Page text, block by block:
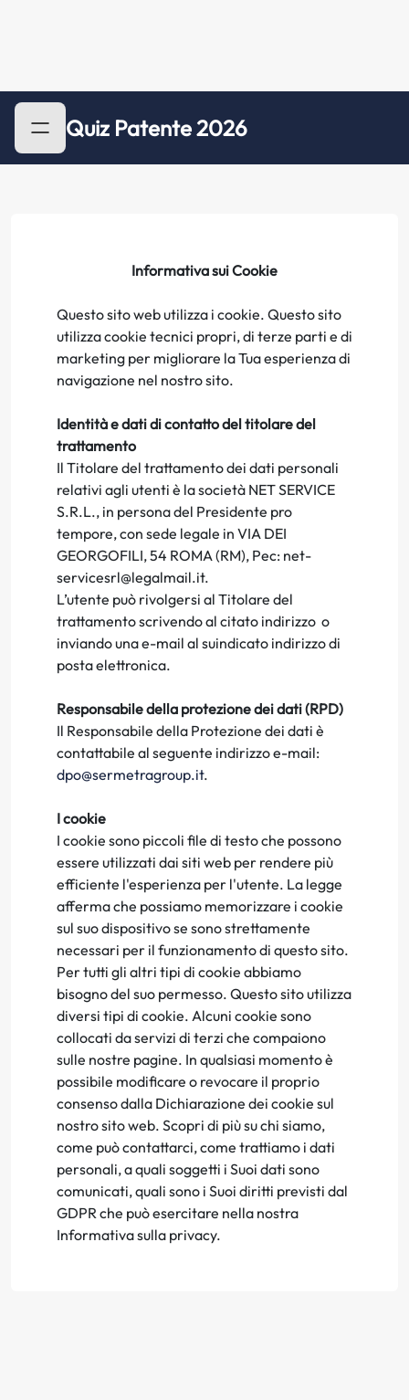
Quiz Patente 2026
Informativa sui Cookie
Questo sito web utilizza i cookie. Questo sito
utilizza cookie tecnici propri, di terze parti e di
marketing per migliorare la Tua esperienza di
navigazione nel nostro sito.
Identità e dati di contatto del titolare del
trattamento
Il Titolare del trattamento dei dati personali
relativi agli utenti è la società NET SERVICE
S.R.L., in persona del Presidente pro
tempore, con sede legale in VIA DEI
GEORGOFILI, 54 ROMA (RM), Pec: net-
servicesrl@legalmail.it.
L’utente può rivolgersi al Titolare del
trattamento scrivendo al citato indirizzo o
inviando una e-mail al suindicato indirizzo di
posta elettronica.
Responsabile della protezione dei dati (RPD)
Il Responsabile della Protezione dei dati è
contattabile al seguente indirizzo e-mail:
dpo@sermetragroup.it.
I cookie
I cookie sono piccoli file di testo che possono
essere utilizzati dai siti web per rendere più
efficiente l'esperienza per l'utente. La legge
afferma che possiamo memorizzare i cookie
sul suo dispositivo se sono strettamente
necessari per il funzionamento di questo sito.
Per tutti gli altri tipi di cookie abbiamo
bisogno del suo permesso. Questo sito utilizza
diversi tipi di cookie. Alcuni cookie sono
collocati da servizi di terzi che compaiono
sulle nostre pagine. In qualsiasi momento è
possibile modificare o revocare il proprio
consenso dalla Dichiarazione dei cookie sul
nostro sito web. Scopri di più su chi siamo,
come può contattarci, come trattiamo i dati
personali, a quali soggetti i Suoi dati sono
comunicati, quali sono i Suoi diritti previsti dal
GDPR che può esercitare nella nostra
Informativa sulla privacy.